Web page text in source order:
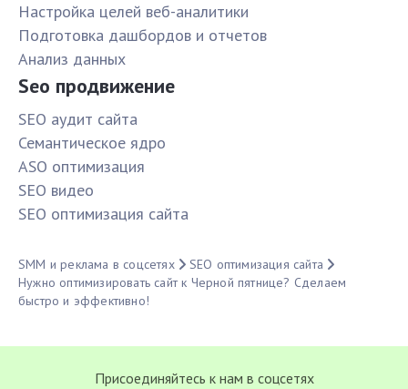
Настройка целей веб-аналитики
Подготовка дашбордов и отчетов
Анализ данных
Seo продвижение
SЕО аудит сайта
Семантическое ядро
ASO оптимизация
SЕО видео
SЕО оптимизация сайта
SMM и реклама в соцсетях
SЕО оптимизация сайта
Нужно оптимизировать сайт к Черной пятнице? Сделаем
быстро и эффективно!
Присоединяйтесь к нам в соцсетях